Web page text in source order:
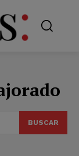
BUSCAR